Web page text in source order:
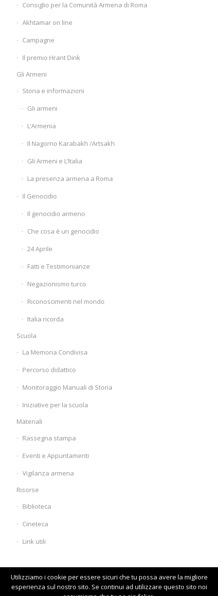
Consiglio per la Comunità Armena di Roma
Akhtamar on line
Campagne
Il premio Hrant Dink
Gli Armeni
Storia e informazioni
Gli armeni
L’Armenia
Il Nagorno Karabakh /Artsakh
Gli Armeni e L’Italia
La presenza armena a Roma
Il Genocidio
Il genocidio armeno
Che cosa è un genocidio
24 Aprile
Fatti e Testimonianze
Negazionismo turco
Riconoscimenti nel mondo
Italia ricorda
Scuola
La Memoria Condivisa
Percorso didattico
Monitoraggio Manuali di Storia
Iniziative per la scuola
Materiali
Rassegna stampa
Eventi e Appuntamenti
Vigilanza armena
Risorse
Biblioteca
Cineteca
Link utili
Utilizziamo i cookie per essere sicuri che tu possa avere la migliore
esperienza sul nostro sito. Se continui ad utilizzare questo sito noi